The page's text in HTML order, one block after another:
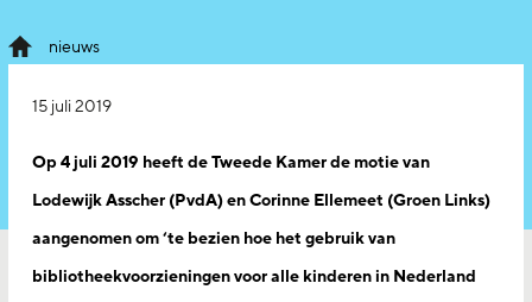
nieuws
15 juli 2019
Op 4 juli 2019 heeft de Tweede Kamer de motie van
Lodewijk Asscher (PvdA) en Corinne Ellemeet (Groen Links)
aangenomen om ‘te bezien hoe het gebruik van
bibliotheekvoorzieningen voor alle kinderen in Nederland